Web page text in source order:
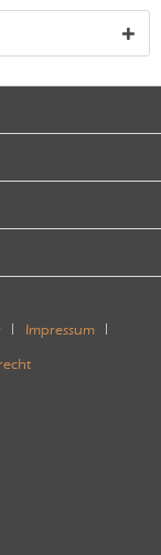
Impressum